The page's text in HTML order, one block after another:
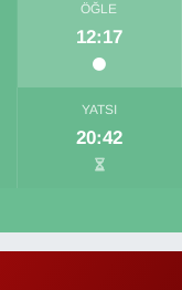
ÖĞLE
12:17
YATSI
20:42